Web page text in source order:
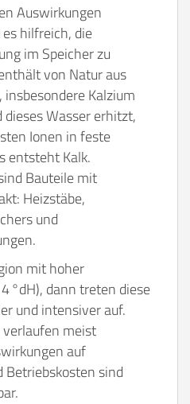
Auswirkungen
hilfreich, die
im Speicher zu
von Natur aus
Kalzium
Wasser erhitzt,
Ionen in feste
entsteht Kalk.
Bauteile mit
Heizstäbe,
und
mit hoher
°dH), dann treten diese
und intensiver auf.
verlaufen meist
auf
Betriebskosten sind